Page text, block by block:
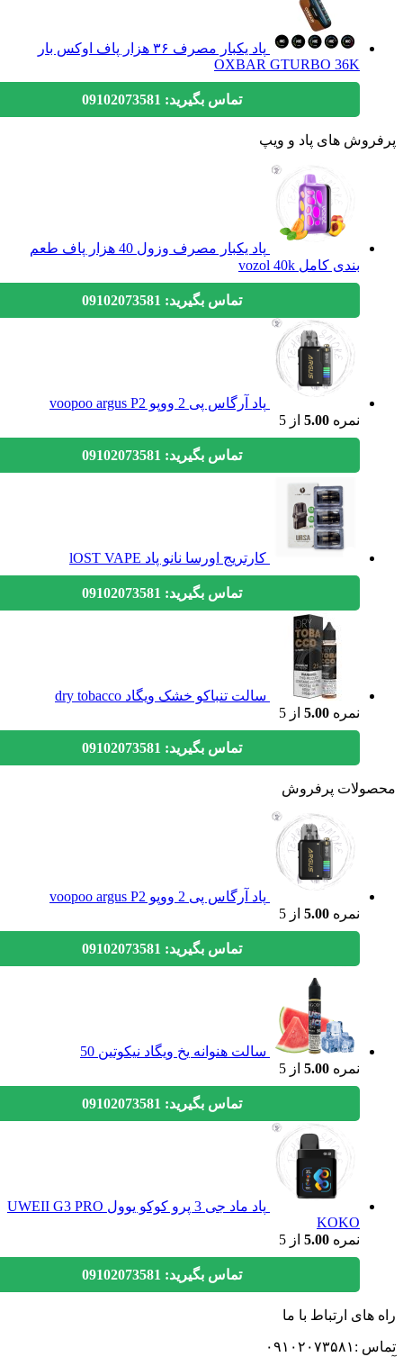
پاد یکبار مصرف ۳۶ هزار پاف اوکس بار
OXBAR GTURBO 36K
تماس بگیرید: 09102073581
های پاد و ویپ
پاد یکبار مصرف وزول 40 هزار پاف طعم
بندی کامل vozol 40k
تماس بگیرید: 09102073581
پاد آرگاس پی 2 ووپو voopoo argus P2
نمره5.00 از 5
تماس بگیرید: 09102073581
کارتریج اورسا نانو پاد lOST VAPE
تماس بگیرید: 09102073581
سالت تنباکو خشک ویگاد dry tobacco
نمره5.00 از 5
تماس بگیرید: 09102073581
پرفروش
پاد آرگاس پی 2 ووپو voopoo argus P2
نمره5.00 از 5
تماس بگیرید: 09102073581
سالت هنوانه یخ ویگاد نیکوتین 50
نمره5.00 از 5
تماس بگیرید: 09102073581
پاد ماد جی 3 پرو کوکو یوول UWEII G3 PRO
KOKO
نمره5.00 از 5
تماس بگیرید: 09102073581
ارتباط با ما